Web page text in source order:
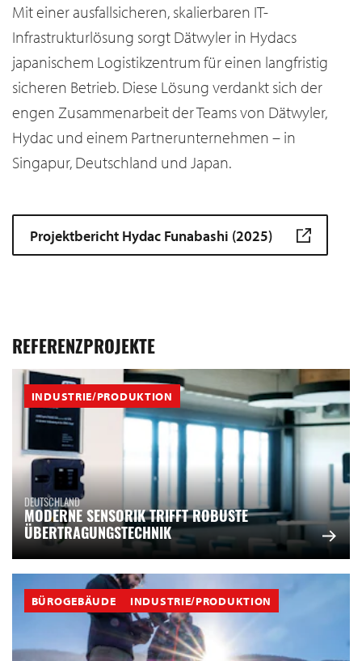
Mit einer ausfallsicheren, skalierbaren IT-
Infrastrukturlösung sorgt Dätwyler in Hydacs
japanischem Logistikzentrum für einen langfristig
sicheren Betrieb. Diese Lösung verdankt sich der
engen Zusammenarbeit der Teams von Dätwyler,
Hydac und einem Partnerunternehmen – in
Singapur, Deutschland und Japan.
Projektbericht Hydac Funabashi (2025)
REFERENZPROJEKTE
INDUSTRIE/PRODUKTION
DEUTSCHLAND
MODERNE SENSORIK TRIFFT ROBUSTE
ÜBERTRAGUNGSTECHNIK
BÜROGEBÄUDE INDUSTRIE/PRODUKTION